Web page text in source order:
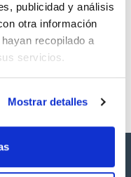
publicidad y análisis
otra información
recopilado a
servicios.
Mostrar detalles
Comprar